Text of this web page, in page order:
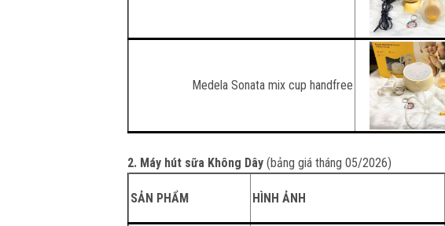
Medela Sonata mix cup handfree
2. Máy hút sữa Không Dây (bảng giá tháng 05/2026)
SẢN PHẨM HÌNH ẢNH